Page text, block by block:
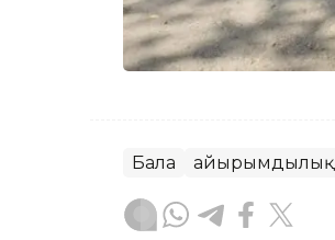
Бала Қайырымдылық